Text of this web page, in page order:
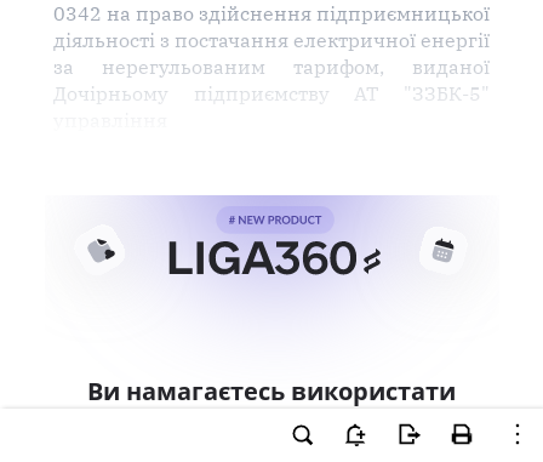
0342 на право здійснення підприємницької
діяльності з постачання електричної енергії
за нерегульованим тарифом, виданої
Дочірньому підприємству АТ "ЗЗБК-5"
Ви намагаєтесь використати
інструменти для професійної
роботи з документом.